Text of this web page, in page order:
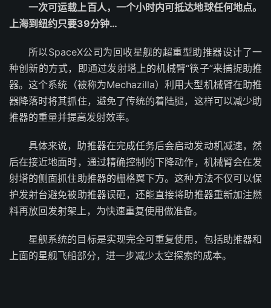
一次可运载上百人，一个小时内可抵达地球任何地点。
上海到纽约只要39分钟…
所以SpaceX公司为回收星舰的超重型助推器设计了一
种创新的方式，即通过发射塔上的机械臂“筷子”来捕捉助推
器。这个系统（被称为Mechazilla）利用大型机械臂在助推
器降落时将其抓住，避免了传统的着陆腿，这样可以减少助
推器的重量并提高发射效率。
具体来说，助推器在完成任务后会启动发动机减速，然
后在接近地面时，通过精确控制的下降动作，机械臂会在发
射塔的侧面抓住助推器的栅格翼下方。这种方法不仅可以保
护发射台避免被助推器误砸，还能直接将助推器重新加注燃
料再放回发射架上，为快速重复使用做准备。
星舰系统的目标是实现完全可重复使用，包括助推器和
上面的星舰飞船部分，进一步减少太空探索的成本。